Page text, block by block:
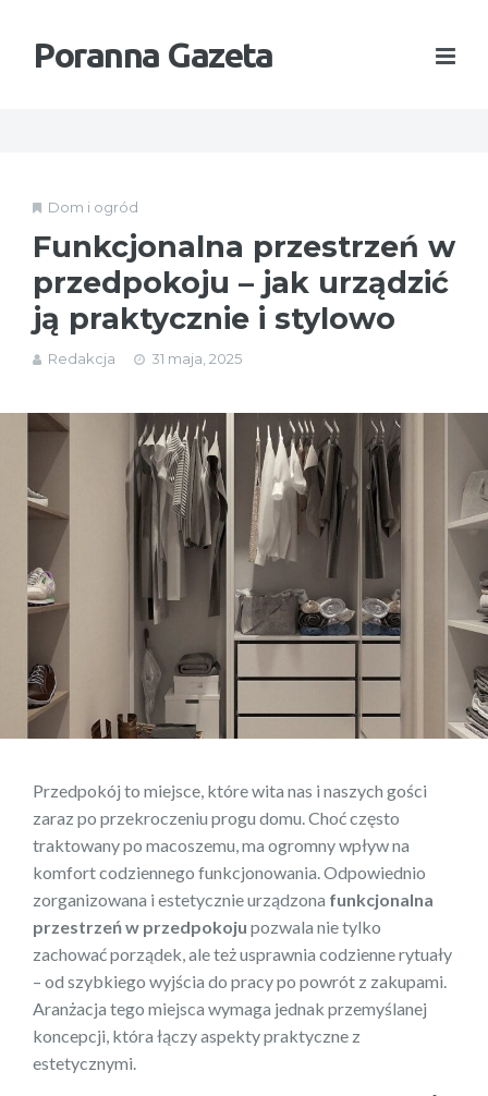
Poranna Gazeta
Dom i ogród
Funkcjonalna przestrzeń w
przedpokoju – jak urządzić
ją praktycznie i stylowo
Redakcja 31 maja, 2025
Przedpokój to miejsce, które wita nas i naszych gości
zaraz po przekroczeniu progu domu. Choć często
traktowany po macoszemu, ma ogromny wpływ na
komfort codziennego funkcjonowania. Odpowiednio
zorganizowana i estetycznie urządzona funkcjonalna
przestrzeń w przedpokoju pozwala nie tylko
zachować porządek, ale też usprawnia codzienne rytuały
– od szybkiego wyjścia do pracy po powrót z zakupami.
Aranżacja tego miejsca wymaga jednak przemyślanej
koncepcji, która łączy aspekty praktyczne z
estetycznymi.